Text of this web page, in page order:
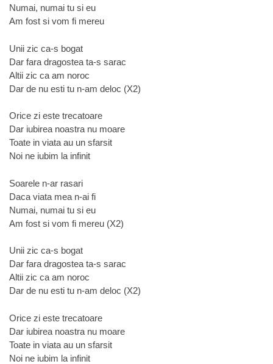
Numai, numai tu si eu
Am fost si vom fi mereu
Unii zic ca-s bogat
Dar fara dragostea ta-s sarac
Altii zic ca am noroc
Dar de nu esti tu n-am deloc (X2)
Orice zi este trecatoare
Dar iubirea noastra nu moare
Toate in viata au un sfarsit
Noi ne iubim la infinit
Soarele n-ar rasari
Daca viata mea n-ai fi
Numai, numai tu si eu
Am fost si vom fi mereu (X2)
Unii zic ca-s bogat
Dar fara dragostea ta-s sarac
Altii zic ca am noroc
Dar de nu esti tu n-am deloc (X2)
Orice zi este trecatoare
Dar iubirea noastra nu moare
Toate in viata au un sfarsit
Noi ne iubim la infinit